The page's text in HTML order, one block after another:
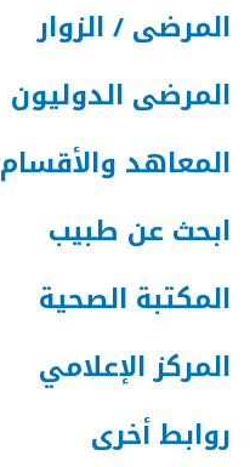
المرضى / الزوار
المرضى الدوليون
المعاهد والأقسام
ابحث عن طبيب
المكتبة الصحية
المركز الإعلامي
روابط أخرى